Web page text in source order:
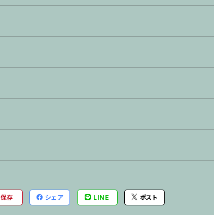
保存 シェア LINE ポスト